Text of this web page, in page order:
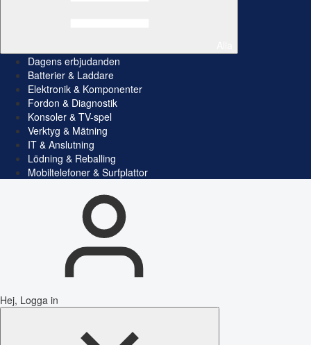
Dagens erbjudanden
Batterier & Laddare
Elektronik & Komponenter
Fordon & Diagnostik
Konsoler & TV-spel
Verktyg & Mätning
IT & Anslutning
Lödning & Reballing
Mobiltelefoner & Surfplattor
Hej, Logga in